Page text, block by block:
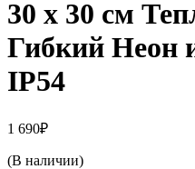
30 x 30 см
Гибкий Неон
IP54
1 690₽
(В наличии)